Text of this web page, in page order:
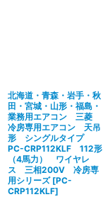
北海道・青森・岩手・秋
田・宮城・山形・福島・
業務用エアコン 三菱
冷房専用エアコン 天吊
形 シングルタイプ
PC-CRP112KLF 112形
（4馬力） ワイヤレ
ス 三相200V 冷房専
用シリーズ [PC-
CRP112KLF]